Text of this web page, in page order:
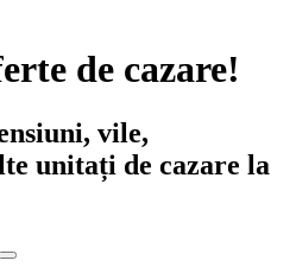
de cazare!
vile,
unitați de cazare la